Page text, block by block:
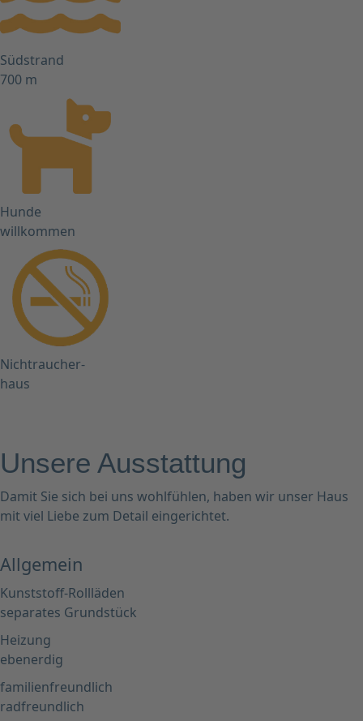
Südstrand
700 m
Hunde
willkommen
Nichtraucher-
haus
Unsere Ausstattung
Damit Sie sich bei uns wohlfühlen, haben wir unser Haus
mit viel Liebe zum Detail eingerichtet.
Allgemein
Kunststoff-Rollläden
separates Grundstück
Heizung
ebenerdig
familienfreundlich
radfreundlich